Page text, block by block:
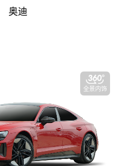
奥迪
全景内饰